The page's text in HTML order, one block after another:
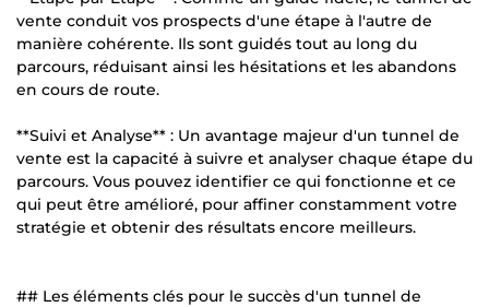
vente conduit vos prospects d'une étape à l'autre de
manière cohérente. Ils sont guidés tout au long du
parcours, réduisant ainsi les hésitations et les abandons
en cours de route.
**Suivi et Analyse** : Un avantage majeur d'un tunnel de
vente est la capacité à suivre et analyser chaque étape du
parcours. Vous pouvez identifier ce qui fonctionne et ce
qui peut être amélioré, pour affiner constamment votre
stratégie et obtenir des résultats encore meilleurs.
## Les éléments clés pour le succès d'un tunnel de